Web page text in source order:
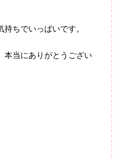
ちでいっぱいです。
本当にありがとうござい